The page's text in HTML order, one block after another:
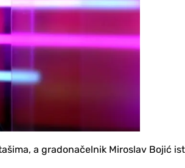
a gradonačelnik Miroslav Bojić